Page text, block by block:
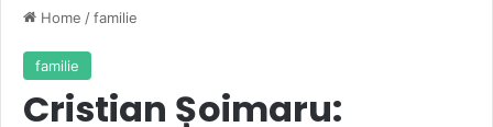
Home /familie
familie
Cristian Șoimaru: